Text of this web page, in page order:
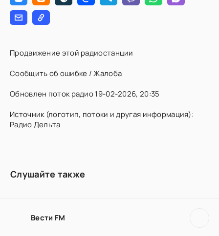
Продвижение этой радиостанции
Сообщить об ошибке / Жалоба
Обновлен поток радио 19-02-2026, 20:35
Источник (логотип, потоки и другая информация):
Радио Дельта
Слушайте также
Вести FM